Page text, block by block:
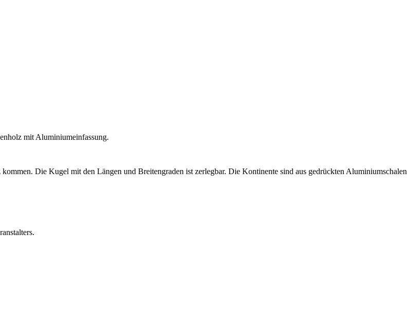
mit Aluminiumeinfassung.
Die Kugel mit den Längen und Breitengraden ist zerlegbar. Die Kontinente sind aus gedrückten Aluminiumschalen